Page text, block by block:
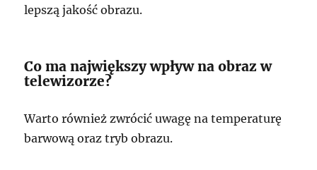
lepszą jakość obrazu.
Co ma największy wpływ na obraz w
telewizorze?
Warto również zwrócić uwagę na temperaturę
barwową oraz tryb obrazu.